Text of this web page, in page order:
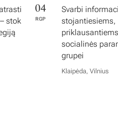
stok
04
RGP
Svarbi
stojantiesiems,
priklausantiems
socialinės
grupei
Klaipėda, Vilnius